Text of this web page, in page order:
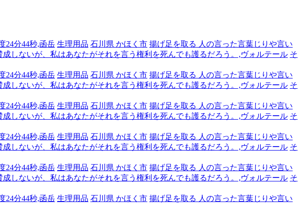
24分44秒,函岳 生理用品 石川県 かほく市 揚げ足を取る 人の言った言葉じりや言い
しないが、私はあなたがそれを言う権利を死んでも護るだろう。,ヴォルテール そ
24分44秒,函岳 生理用品 石川県 かほく市 揚げ足を取る 人の言った言葉じりや言い
しないが、私はあなたがそれを言う権利を死んでも護るだろう。,ヴォルテール そ
24分44秒,函岳 生理用品 石川県 かほく市 揚げ足を取る 人の言った言葉じりや言い
しないが、私はあなたがそれを言う権利を死んでも護るだろう。,ヴォルテール そ
24分44秒,函岳 生理用品 石川県 かほく市 揚げ足を取る 人の言った言葉じりや言い
しないが、私はあなたがそれを言う権利を死んでも護るだろう。,ヴォルテール そ
24分44秒,函岳 生理用品 石川県 かほく市 揚げ足を取る 人の言った言葉じりや言い
しないが、私はあなたがそれを言う権利を死んでも護るだろう。,ヴォルテール そ
24分44秒,函岳 生理用品 石川県 かほく市 揚げ足を取る 人の言った言葉じりや言い